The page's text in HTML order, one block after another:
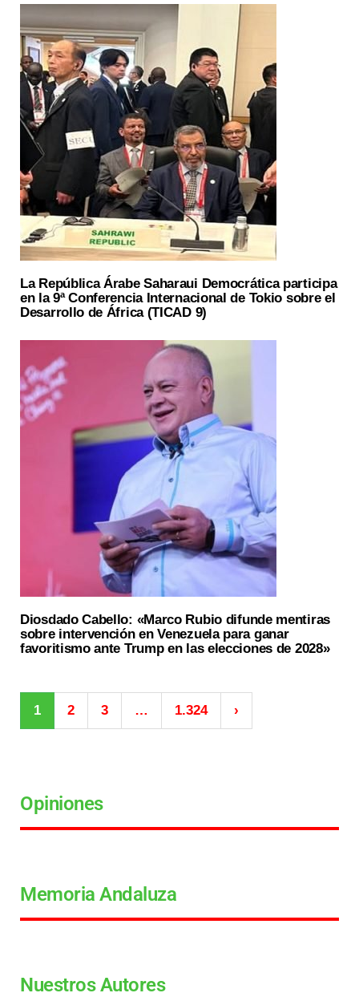
La República Árabe Saharaui Democrática participa
en la 9ª Conferencia Internacional de Tokio sobre el
Desarrollo de África (TICAD 9)
Diosdado Cabello: «Marco Rubio difunde mentiras
sobre intervención en Venezuela para ganar
favoritismo ante Trump en las elecciones de 2028»
1 2 3 … 1.324 ›
Opiniones
Memoria Andaluza
Nuestros Autores